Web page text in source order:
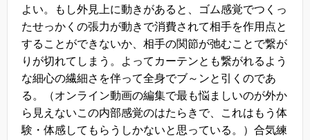
よい。もし外見上に動きがあると、ゴム感覚でつくっ
たせっかくの張力が動きで消費されて相手を作用点と
することができないか、相手の関節が弛むことで繋が
りが切れてしまう。よってカーテンとも繋がれるよう
な細心の繊細さを伴って全身でブ～ンと引くのであ
る。（オンライン動画の編集で最も悩ましいのが外か
ら見えないこの内部感覚のはたらきで、これはもう体
験・体感してもらうしかないと思っている。）合気練